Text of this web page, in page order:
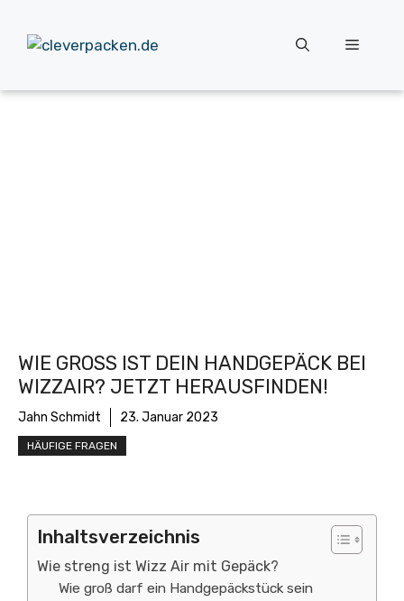
Inhalt
springen
Menü
WIE GROSS IST DEIN HANDGEPÄCK BEI W
IZZAIR? JETZT HERAUSFINDEN!
Jahn Schmidt 23. Januar 2023
HÄUFIGE FRAGEN
Inhaltsverzeichnis
Wie streng ist Wizz Air mit Gepäck?
Wie groß darf ein Handgepäckstück sein